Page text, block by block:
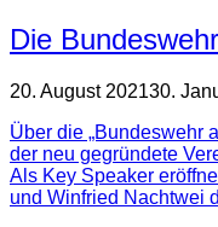
Die
20. August 202130.
Über die „Bundeswehr
der neu gegründete
Als Key Speaker
und Winfried Nachtwei